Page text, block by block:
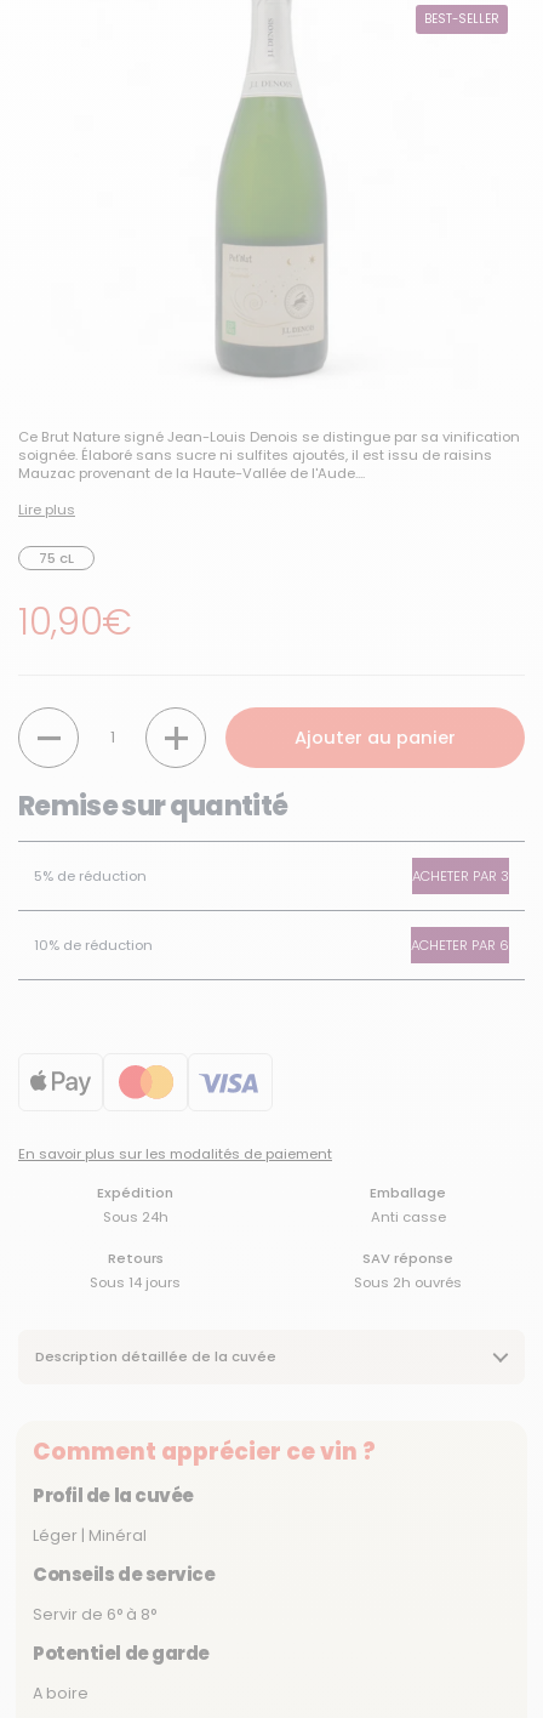
BEST-SELLER
Ce Brut Nature signé Jean-Louis Denois se distingue par sa vinification
soignée. Élaboré sans sucre ni sulfites ajoutés, il est issu de raisins
Mauzac provenant de la Haute-Vallée de l'Aude....
Lire plus
75 cL
Prix régulier
10,90€
Quantité
Ajouter au panier
Remise sur quantité
5% de réduction ACHETER PAR 3
10% de réduction ACHETER PAR 6
En savoir plus sur les modalités de paiement
Expédition
Sous 24h
Emballage
Anti casse
Retours
Sous 14 jours
SAV réponse
Sous 2h ouvrés
Description détaillée de la cuvée
Comment apprécier ce vin ?
Profil de la cuvée
Léger | Minéral
Conseils de service
Servir de 6° à 8°
Potentiel de garde
A boire